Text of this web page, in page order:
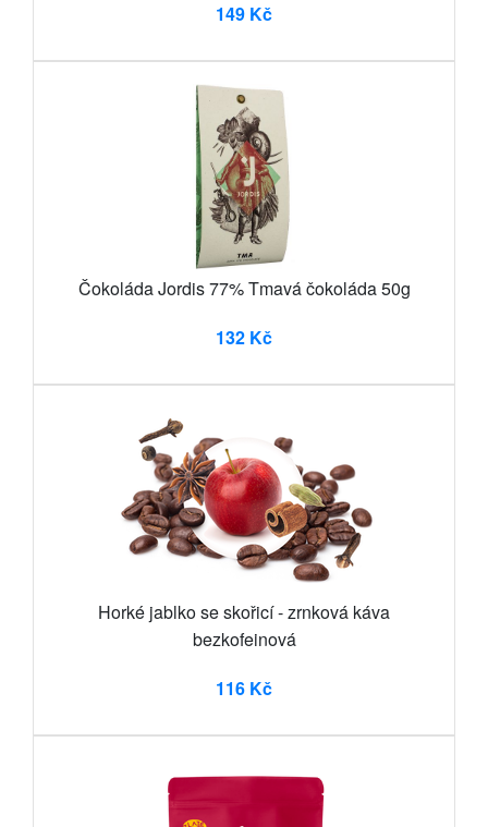
149 Kč
Čokoláda Jordis 77% Tmavá čokoláda 50g
132 Kč
Horké jablko se skořicí - zrnková káva
bezkofeinová
116 Kč